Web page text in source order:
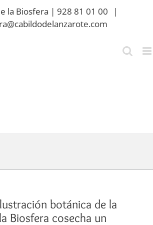
la Biosfera | 928 81 01 00
|
botánica de la
Biosfera cosecha un